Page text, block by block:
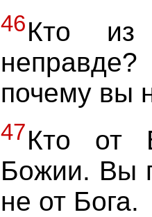
46Кто
почему вы
47Кто от
Божии. Вы
не от Бога.